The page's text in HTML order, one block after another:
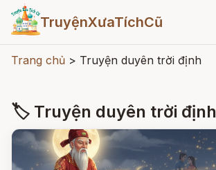
TruyệnXưaTíchCũ
Trang chủ > Truyện duyên trời định
🏷 Truyện duyên trời định